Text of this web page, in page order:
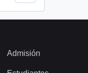
Admisión